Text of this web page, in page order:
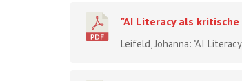
"AI Literacy als
Leifeld, Johanna: "AI